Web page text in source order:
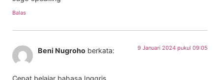
Balas
Beni Nugroho berkata: 9 Januari 2024 pukul 09:05
Cepat belajar bahasa Inggris